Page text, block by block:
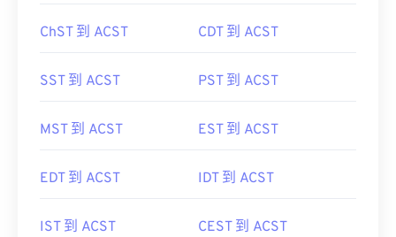
ChST 到 ACST CDT 到 ACST
SST 到 ACST PST 到 ACST
MST 到 ACST EST 到 ACST
EDT 到 ACST IDT 到 ACST
IST 到 ACST CEST 到 ACST